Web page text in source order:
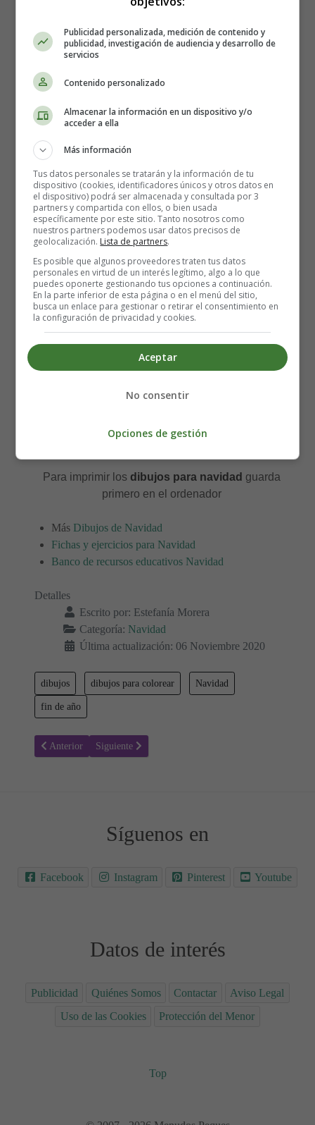
Recursos educativos -
Dibujos para colorear
Navidad - Fin de año - Año
nuevo
celebrando el fin de año y el comienzo del año nuevo
Para imprimir los dibujos para navidad guarda
primero en el ordenador
Más Dibujos de Navidad
Fichas y ejercicios para Navidad
Banco de recursos educativos Navidad
Detalles
Escrito por: Estefanía Morera
Categoría: Navidad
Última actualización: 06 Noviembre 2020
dibujos dibujos para colorear Navidad
fin de año
Artículo anterior: Dibujo coro cantando villancicos
Anterior Artículo siguiente: Dibujo bola de navidad
Siguiente
Síguenos en
Facebook Instagram Pinterest Youtube
Datos de interés
Publicidad Quiénes Somos Contactar
Aviso Legal
Uso de las Cookies
Protección del Menor
Top
Publicidad personalizada, medición de contenido y
publicidad, investigación de audiencia y desarrollo de
servicios
Contenido personalizado
Almacenar la información en un dispositivo y/o
acceder a ella
Más información
Tus datos personales se tratarán y la información de tu
dispositivo (cookies, identificadores únicos y otros datos en
el dispositivo) podrá ser almacenada y consultada por 3
partners y compartida con ellos, o bien usada
específicamente por este sitio. Tanto nosotros como
nuestros partners podemos usar datos precisos de
geolocalización. Lista de partners.
Es posible que algunos proveedores traten tus datos
personales en virtud de un interés legítimo, algo a lo que
puedes oponerte gestionando tus opciones a continuación.
En la parte inferior de esta página o en el menú del sitio,
busca un enlace para gestionar o retirar el consentimiento en
la configuración de privacidad y cookies.
Aceptar
No consentir
Opciones de gestión